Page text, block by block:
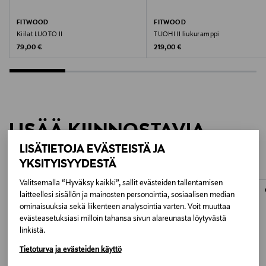
LISÄTIETOJA EVÄSTEISTÄ JA
YKSITYISYYDESTÄ
Valitsemalla “Hyväksy kaikki”, sallit evästeiden tallentamisen
laitteellesi sisällön ja mainosten personointia, sosiaalisen median
ominaisuuksia sekä liikenteen analysointia varten. Voit muuttaa
evästeasetuksiasi milloin tahansa sivun alareunasta löytyvästä
linkistä.
Tietoturva ja evästeiden käyttö
Koko
60 x 100 x 54cm
Avainsanat
kiipeileminen, keinuminen, keinu, kiikkuminen,
climbing arch, pikkler, pikler, kiipeilykolmio
FITWOOD
Kiilat LUOTO II
Original Price
79,00 €
FITWOOD
TUOHI II liukuramppi
Original Price
219,00 €
LISÄÄ KIINNOSTAVIA
TUOTTEITA
ONLINE EXCLUSIVE